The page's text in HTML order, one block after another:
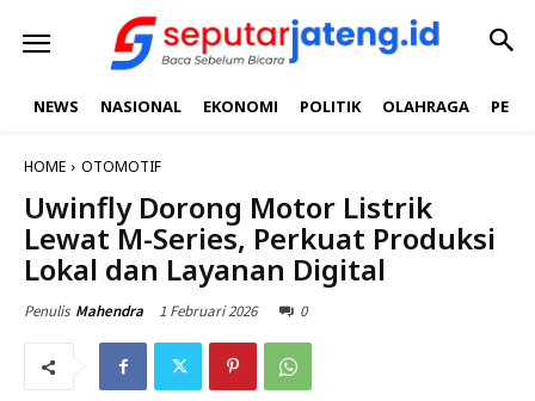
NEWS NASIONAL EKONOMI POLITIK OLAHRAGA
HOME OTOMOTIF
Uwinfly Dorong Motor Listrik
Lewat M-Series, Perkuat Produksi
Lokal dan Layanan Digital
Penulis Mahendra 1 Februari 2026 0